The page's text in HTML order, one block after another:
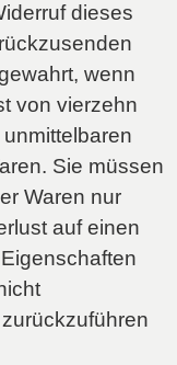
dieses
wenn
von vierzehn
Sie müssen
Waren nur
auf einen